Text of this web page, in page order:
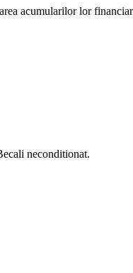
acumularilor lor
neconditionat.